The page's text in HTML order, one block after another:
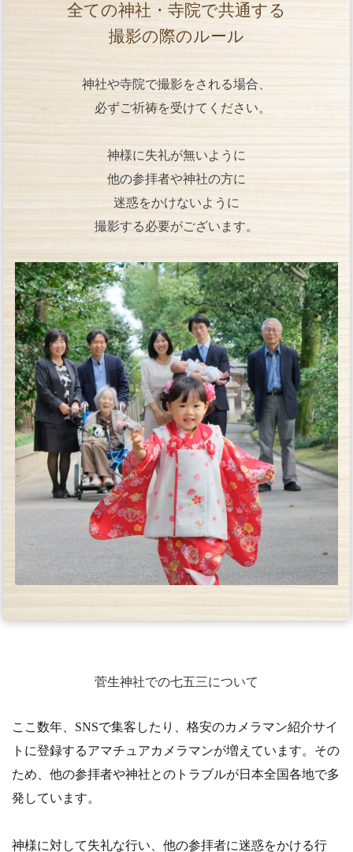
全ての神社・寺院で共通する
撮影の際のルール
神社や寺院で撮影をされる場合、
必ずご祈祷を受けてください。
神様に失礼が無いように
他の参拝者や神社の方に
迷惑をかけないように
撮影する必要がございます。
菅生神社での七五三について
ここ数年、SNSで集客したり、格安のカメラマン紹介サイ
トに登録するアマチュアカメラマンが増えています。その
ため、他の参拝者や神社とのトラブルが日本全国各地で多
発しています。
神様に対して失礼な行い、他の参拝者に迷惑をかける行